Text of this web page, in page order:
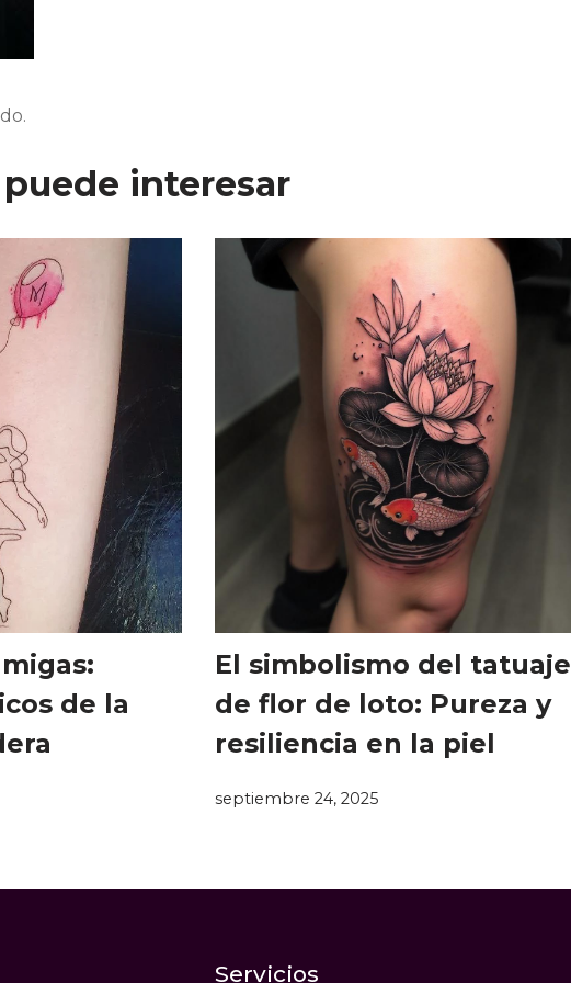
interesar
de la
El simbolismo del tatuaje
de flor de loto: Pureza y
resiliencia en la piel
septiembre 24, 2025
Servicios